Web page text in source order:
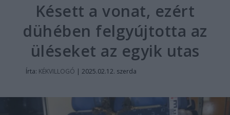
Késett a vonat, ezért
dühében felgyújtotta az
üléseket az egyik utas
Írta: KÉKVILLOGÓ | 2025.02.12. szerda